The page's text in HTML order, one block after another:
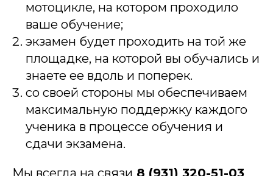
мотоцикле, на котором проходило
ваше обучение;
экзамен будет проходить на той же
площадке, на которой вы обучались и
знаете ее вдоль и поперек.
со своей стороны мы обеспечиваем
максимальную поддержку каждого
ученика в процессе обучения и
сдачи экзамена.
Мы всегда на связи 8 (931) 320-51-03